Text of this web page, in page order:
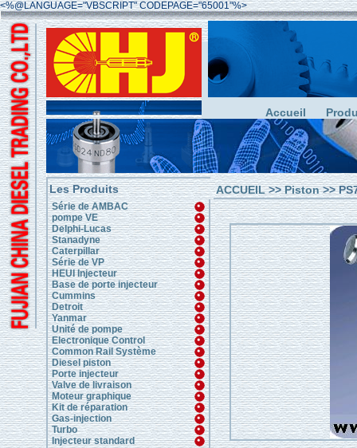
<%@LANGUAGE="VBSCRIPT" CODEPAGE="65001"%>
Accueil
Les Produits
Série de AMBAC
pompe VE
Delphi-Lucas
Stanadyne
Caterpillar
Série de VP
HEUI Injecteur
Base de porte injecteur
Cummins
Detroit
Yanmar
Unité de pompe
Electronique Control
Common Rail Système
Diesel piston
Porte injecteur
Valve de livraison
Moteur graphique
Kit de réparation
Gas-injection
Turbo
Injecteur standard
ACCUEIL>>Piston>>